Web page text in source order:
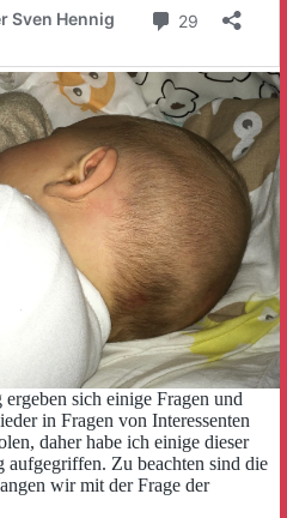
sich einige Fragen und
in Fragen von Interessenten
daher habe ich einige dieser
aufgegriffen. Zu beachten sind die
wir mit der Frage der